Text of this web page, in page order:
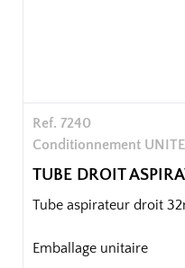
Ref. 7240
Conditionnement UNITE
TUBE DROIT
Tube aspirateur droit
Emballage unitaire